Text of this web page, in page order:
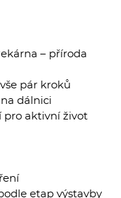
– příroda
pár kroků
dálnici
pro aktivní život
etap výstavby